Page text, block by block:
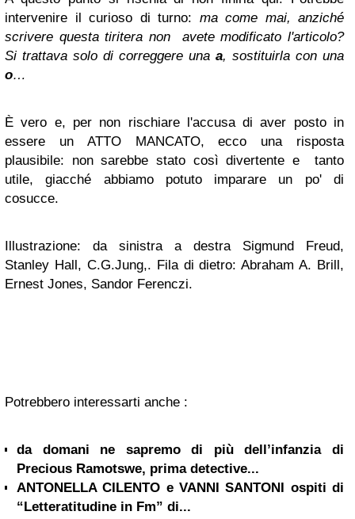
intervenire il curioso di turno: ma come mai, anziché
scrivere questa tiritera non
avete modificato l'articolo?
Si trattava solo di correggere una a, sostituirla con una
o…
È vero e, per non rischiare l'accusa di aver posto in
essere un ATTO MANCATO, ecco una risposta
plausibile: non sarebbe stato così divertente e tanto
utile, giacché abbiamo potuto imparare un po' di
cosucce.
Illustrazione: da sinistra a destra Sigmund Freud,
Stanley Hall, C.G.Jung,. Fila di dietro: Abraham A. Brill,
Ernest Jones, Sandor Ferenczi.
Potrebbero interessarti anche :
da domani ne sapremo di più dell’infanzia di
Precious Ramotswe, prima detective...
ANTONELLA CILENTO e VANNI SANTONI ospiti di
“Letteratitudine in Fm” di...